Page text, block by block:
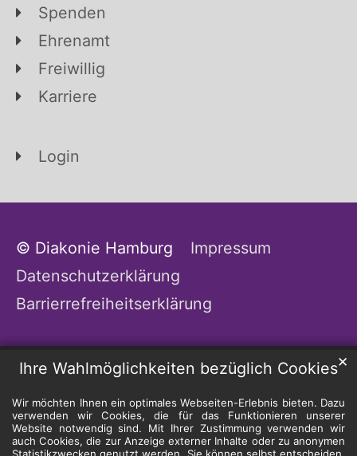
Ihre Wahlmöglichkeiten bezüglich Cookies
Wir möchten Ihnen ein optimales Webseiten-Erlebnis bieten. Dazu
verwenden wir Cookies, die für das Funktionieren unserer
Website notwendig sind. Mit Ihrer Zustimmung verwenden wir
auch Cookies, die zur Anzeige externer Inhalte oder zu anonymen
Statistikzwecken genutzt werden. Sie können selbst entscheiden,
✕
Spenden
Ehrenamt
Freiwillig
Karriere
Login
© Diakonie Hamburg
Impressum
Datenschutzerklärung
Barrierrefreiheitserklärung